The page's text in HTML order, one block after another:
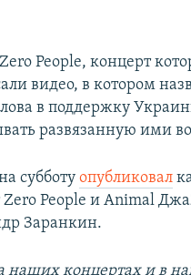
People, концерт
видео, в котором
в поддержку
развязанную ими
субботуопубликовал
Zero People и Animal
Заранкин.
наших концертах и в